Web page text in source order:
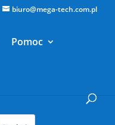
biuro@mega-tech.com.pl
Pomoc